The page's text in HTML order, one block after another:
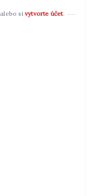
alebo si vytvorte účet.